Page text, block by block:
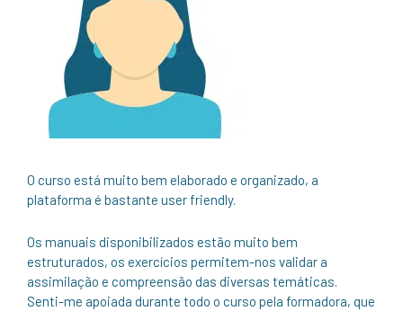
O curso está muito bem elaborado e organizado, a
plataforma é bastante user friendly.
Os manuais disponibilizados estão muito bem
estruturados, os exercícios permitem-nos validar a
assimilação e compreensão das diversas temáticas.
Senti-me apoiada durante todo o curso pela formadora, que